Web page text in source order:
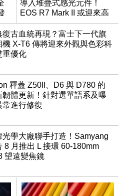
導入堆疊式感光元件！
EOS R7 Mark II 或迎來高
速讀出升級
復古血統再現？富士下一代旗
機 X-T6 傳將迎來外觀與色彩科
重優化
釋蓋 Z50II、D6 與 D780 的
韌體更新！針對選單語系及曝
常進行修復
光學大廠聯手打造！Samyang
8 月推出 L 接環 60-180mm
望遠變焦鏡